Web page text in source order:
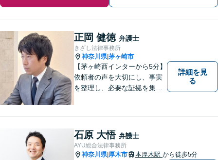
正岡 健徳 弁護士
きざし法律事務所
神奈川県|茅ヶ崎市
【茅ヶ崎西インターから5分】
依頼者の声を大切にし、事実
を整理し、必要な証拠を集め
親身に対応し、皆さまの少し
でも明るい未来のために尽力
しますのでご安心ください。
【駐車場有】
詳細を見
る
石原 大悟 弁護士
AYU総合法律事務所
神奈川県| 厚木市 本厚木駅 から徒歩5分